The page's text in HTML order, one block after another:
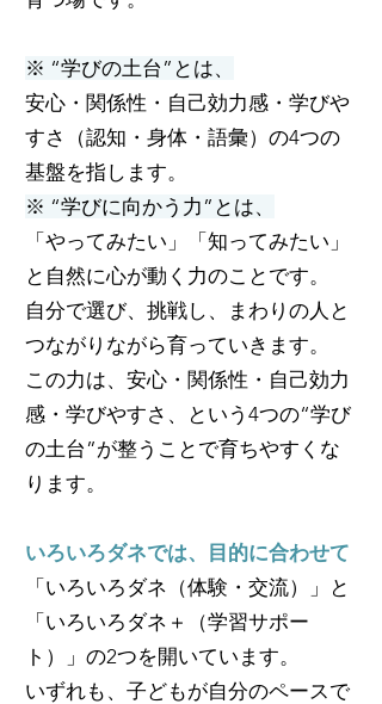
※ “学びの土台”とは、
安心・関係性・自己効力感・学びや
すさ（認知・身体・語彙）の4つの
基盤を指します。
※ “学びに向かう力”とは、
「やってみたい」「知ってみたい」
と自然に心が動く力のことです。
自分で選び、挑戦し、まわりの人と
つながりながら育っていきます。
この力は、安心・関係性・自己効力
感・学びやすさ、という4つの“学び
の土台”が整うことで育ちやすくな
ります。
いろいろダネでは、目的に合わせて
「いろいろダネ（体験・交流）」と
「いろいろダネ＋（学習サポー
ト）」の2つを開いています。
いずれも、子どもが自分のペースで